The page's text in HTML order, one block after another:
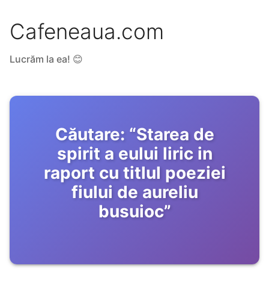
Cafeneaua.com
Lucrăm la ea! 😊
Căutare: “Starea de
spirit a eului liric in
raport cu titlul poeziei
fiului de aureliu
busuioc”